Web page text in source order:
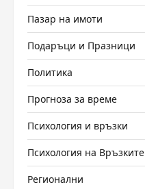
Пазар на имоти
Подаръци и Празници
Политика
Прогноза за време
Психология и връзки
Психология на Връзките
Регионални